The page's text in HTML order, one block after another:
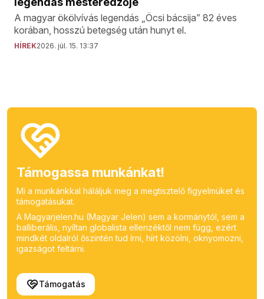
A magyar ökölvívás legendás „Öcsi bácsija” 82 éves
korában, hosszú betegség után hunyt el.
HÍREK2026. júl. 15. 13:37
Támogassa munkánkat!
Mi a munkánkkal háláljuk meg a megtisztelő figyelmüket és
támogatásukat.
A Magyarjelen.hu (Magyar Jelen) sem a kormánytól, sem a
balliberális, nyíltan globalista ellenzéktől nem függ, ezért
mindkét oldalról őszintén tud írni, hírt közölni, oknyomozni,
igazságot feltárni.
Támogatás